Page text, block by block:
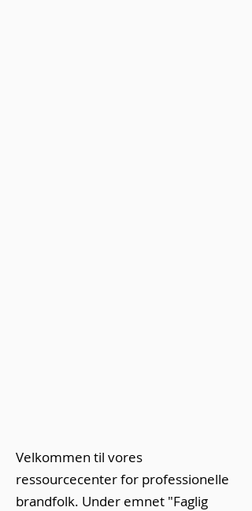
Velkommen til vores
ressourcecenter for professionelle
brandfolk. Under emnet "Faglig